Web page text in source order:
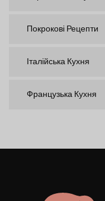
Покрокові Рецепти
Італійська Кухня
Французька Кухня